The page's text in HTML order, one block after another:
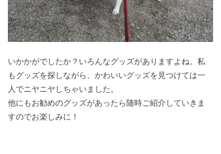
いかかがでしたか？いろんなグッズがありますよね。私
もグッズを探しながら、かわいいグッズを見つけては一
人でニヤニヤしちゃいました。
他にもお勧めのグッズがあったら随時ご紹介していきま
すのでお楽しみに！